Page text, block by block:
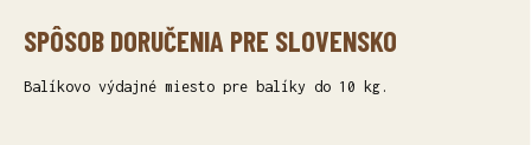
SPÔSOB DORUČENIA PRE SLOVENSKO
Balíkovo výdajné miesto pre balíky do 10 kg.